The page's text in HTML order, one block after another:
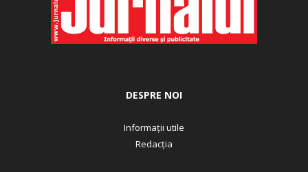
DESPRE NOI
Informații utile
Redacția